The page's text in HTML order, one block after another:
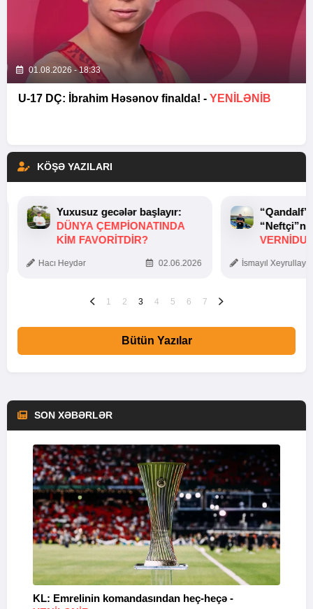
01.08.2026 - 18:33
U-17 DÇ: İbrahim Həsənov finalda! - YENİLƏNİB
KÖŞƏ YAZILARI
Yuxusuz gecələr başlayır:
DÜNYA ÇEMPIONATINDA
KIM FAVORITDIR?
Hacı Heydər 02.06.2026 İsmayıl
1 2 3 4 5 6 7
Bütün Yazılar
SON XƏBƏRLƏR
KL: Emrelinin komandasından heç-heçə -